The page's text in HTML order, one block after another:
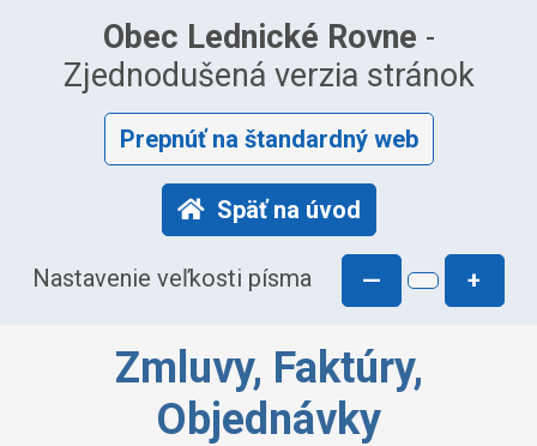
Obec Lednické Rovne -
Zjednodušená verzia stránok
Prepnúť na štandardný web
Späť na úvod
Nastavenie veľkosti písma — +
Zmluvy, Faktúry,
Objednávky